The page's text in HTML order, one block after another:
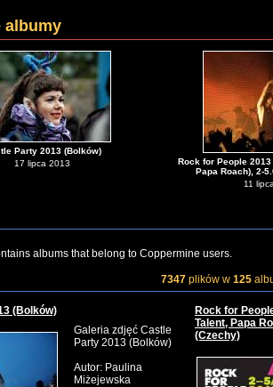
albumy
Party 2013 (Bolków)
17 lipca 2013
Rock for People
Papa Roach), 2-
11
albums that belong to Coppermine users.
7347plików w 125
(Bolków)
Galeria zdjęć Castle
Party 2013 (Bolków)
Autor: Paulina
Miżejewska
Rock for
Talent, Papa
(Czechy)